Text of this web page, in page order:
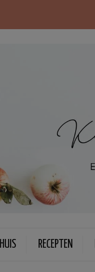
THUIS RECEPTEN